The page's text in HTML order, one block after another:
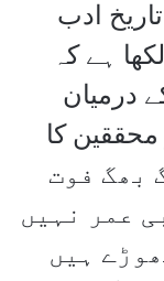
ادب
ہے کہ
1720ء یا 1725ء کے درمیان
کا
ء کے لگ بھگ فوت
عمر نہیں
ہیں